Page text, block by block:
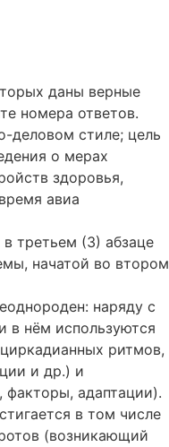
даны верные
номера ответов.
деловом стиле; цель
о мерах
здоровья,
авиа
в третьем (3) абзаце
начатой во втором
наряду с
в нём используются
ритмов,
и др.) и
факторы, адаптации).
в том числе
(возникающий